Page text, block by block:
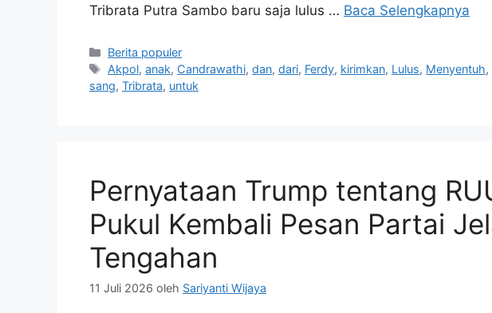
Tribrata Putra Sambo baru saja lulus … Baca Selengkapnya
Kategori
Berita populer
Tag
Akpol,anak, Candrawathi,dan,dari, Ferdy, kirimkan, Lulus, Menyentuh,
sang, Tribrata, untuk
Pernyataan Trump tentang
Pukul Kembali Pesan Partai
Tengahan
11 Juli 2026 oleh Sariyanti Wijaya